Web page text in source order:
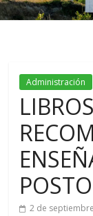
Administración
2 de